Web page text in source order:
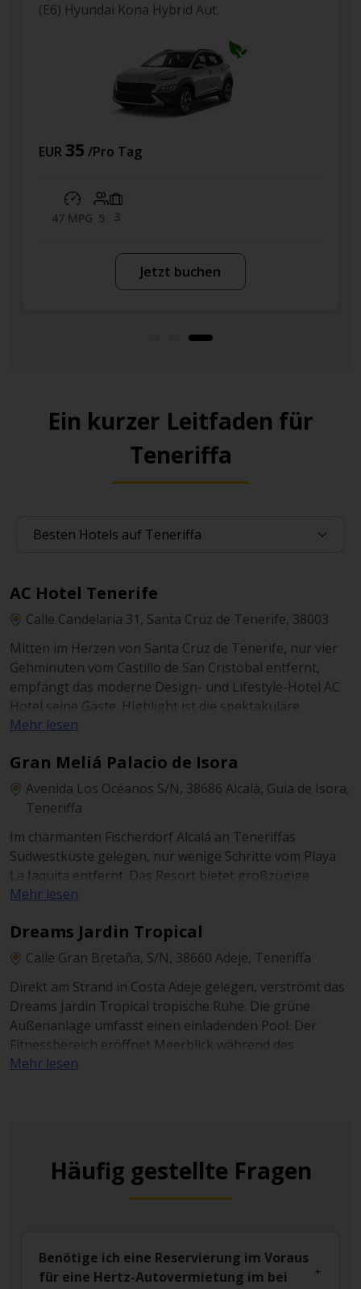
Kona Hybrid Aut.
Tag
Ein kurzer Leitfaden für
Teneriffa
AC Hotel Tenerife
Calle Candelaria 31, Santa Cruz de Tenerife, 38003
Mitten im Herzen von Santa Cruz de Tenerife, nur vier
Gehminuten vom Castillo de San Cristobal entfernt,
empfängt das moderne Design- und Lifestyle-Hotel AC
Hotel seine Gäste. Highlight ist die spektakuläre
Dachterrasse mit Außenpool. Ein zuvorkommender
Fitnessbereich erfüllen alle Ansprüche an Komfort und
Bequemlichkeit.
Mehr lesen
Gran Meliá Palacio de Isora
Avenida Los Océanos S/N, 38686 Alcalá, Guia de Isora,
Teneriffa
Im charmanten Fischerdorf Alcalá an Teneriffas
Südwestküste gelegen, nur wenige Schritte vom Playa
La Jaquita entfernt. Das Resort bietet großzügige
Außenpools unter Palmen und moderne Zimmer mit
sorgen für Entspannung und ein unvergleichliches
Urlaubsgefühl.
Mehr lesen
Dreams Jardin Tropical
Calle Gran Bretaña, S/N, 38660 Adeje, Teneriffa
Direkt am Strand in Costa Adeje gelegen, verströmt das
Dreams Jardin Tropical tropische Ruhe. Die grüne
Außenanlage umfasst einen einladenden Pool. Der
Fitnessbereich eröffnet Meerblick während des
Trainings, und in den zahlreichen Restaurants, darunter
Mehr lesen
Häufig gestellte Fragen
Benötige ich eine Reservierung im Voraus
für eine Hertz-Autovermietung im bei